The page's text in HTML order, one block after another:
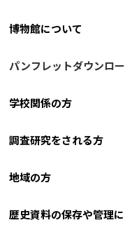
博物館について
パンフレットダウンロ
学校関係の方
調査研究をされる方
地域の方
歴史資料の保存や管理